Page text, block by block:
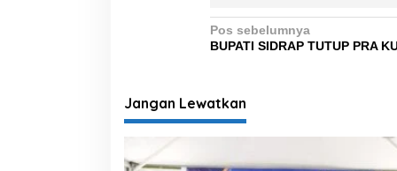
N
a
i
g
a
Pos sebelumnya
BUPATI SIDRAP TUTUP PRA
Jangan Lewatkan